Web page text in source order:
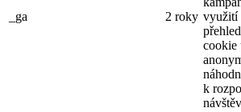
_ga 2 roky využití
cookie
k